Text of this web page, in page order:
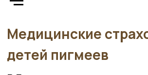
учреждений. На всю страну всего 200
врачей. Средняя продолжительность
жизни 40 лет, а уровень детской
детей пигмеев